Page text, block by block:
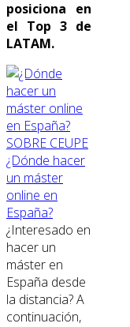
posiciona en
el Top 3 de
LATAM.
SOBRE CEUPE
¿Dónde hacer
un máster
online en
España?
¿Interesado en
hacer un
máster en
España desde
la distancia? A
continuación,